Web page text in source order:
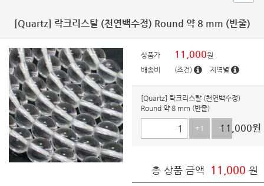
[Quartz] 락크리스탈 (천연백수정) Round 약 8 mm (반줄)
상품가 11,000원
배송비
(조건) 지역별
[Quartz] 락크리스탈 (천연백수정)
Round 약 8 mm (반줄)
+1 -1
11,000원
총 상품 금액 11,000 원